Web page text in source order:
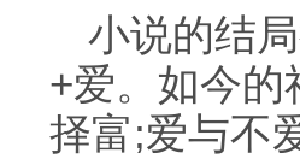
小说的结
+爱。如今的
择富;爱与不